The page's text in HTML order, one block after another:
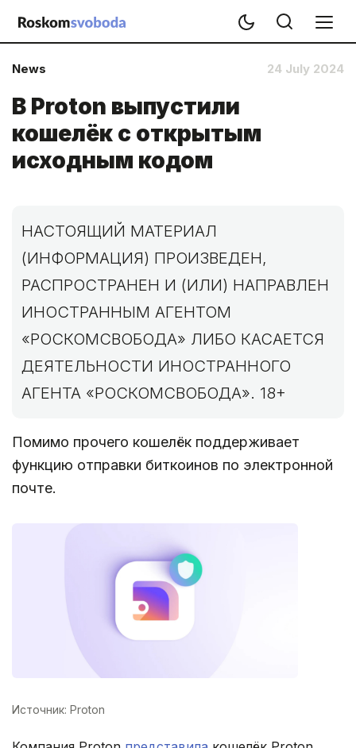
News 24 July 2024
В Proton выпустили
кошелёк c открытым
исходным кодом
НАСТОЯЩИЙ МАТЕРИАЛ
(ИНФОРМАЦИЯ) ПРОИЗВЕДЕН,
РАСПРОСТРАНЕН И (ИЛИ) НАПРАВЛЕН
ИНОСТРАННЫМ АГЕНТОМ
«РОСКОМСВОБОДА» ЛИБО КАСАЕТСЯ
ДЕЯТЕЛЬНОСТИ ИНОСТРАННОГО
АГЕНТА «РОСКОМСВОБОДА». 18+
Помимо прочего кошелёк поддерживает
функцию отправки биткоинов по электронной
почте.
Источник: Proton